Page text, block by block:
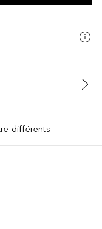
différents